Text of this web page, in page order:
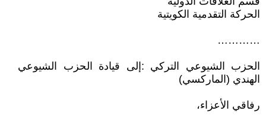
الحركة التقدمية الكويتية
…………
الحزب الشيوعي التركي :إلى قيادة الحزب الشيوعي
الهندي (الماركسي)
رفاقي الأعزاء،